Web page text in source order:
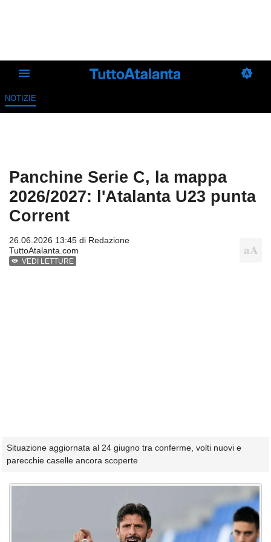
NOTIZIE
Panchine Serie C, la mappa
2026/2027: l'Atalanta U23 punta
Corrent
26.06.2026 13:45 di Redazione
TuttoAtalanta.com
VEDI LETTURE
Situazione aggiornata al 24 giugno tra conferme, volti nuovi e
parecchie caselle ancora scoperte